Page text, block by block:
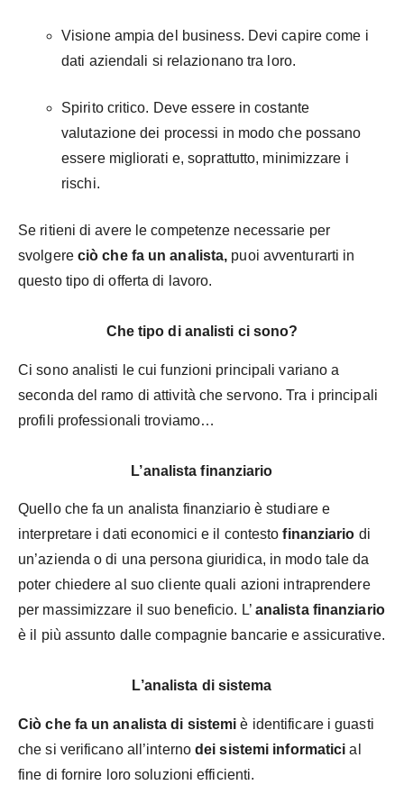
Visione ampia del business. Devi capire come i
dati aziendali si relazionano tra loro.
Spirito critico. Deve essere in costante
valutazione dei processi in modo che possano
essere migliorati e, soprattutto, minimizzare i
rischi.
Se ritieni di avere le competenze necessarie per
svolgere ciò che fa un analista, puoi avventurarti in
questo tipo di offerta di lavoro.
Che tipo di analisti ci sono?
Ci sono analisti le cui funzioni principali variano a
seconda del ramo di attività che servono. Tra i principali
profili professionali troviamo…
L’analista finanziario
Quello che fa un analista finanziario è studiare e
interpretare i dati economici e il contestofinanziario di
un’azienda o di una persona giuridica, in modo tale da
poter chiedere al suo cliente quali azioni intraprendere
per massimizzare il suo beneficio. L’ analista finanziario
è il più assunto dalle compagnie bancarie e assicurative.
L’analista di sistema
Ciò che fa un analista di sistemi è identificare i guasti
che si verificano all’internodei sistemi informatici al
fine di fornire loro soluzioni efficienti.